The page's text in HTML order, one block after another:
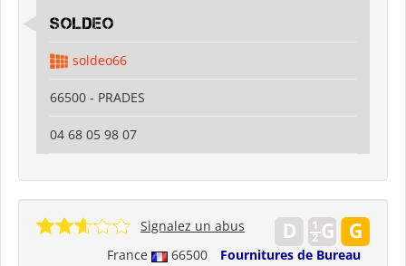
SOLDEO
soldeo66
66500 - PRADES
04 68 05 98 07
France 66500 Fournitures de Bureau
Signalez un abus